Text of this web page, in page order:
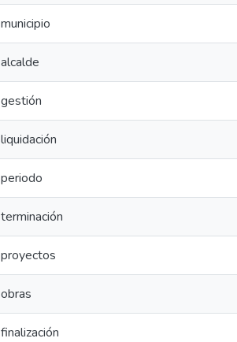
municipio
alcalde
gestión
liquidación
periodo
terminación
proyectos
obras
finalización